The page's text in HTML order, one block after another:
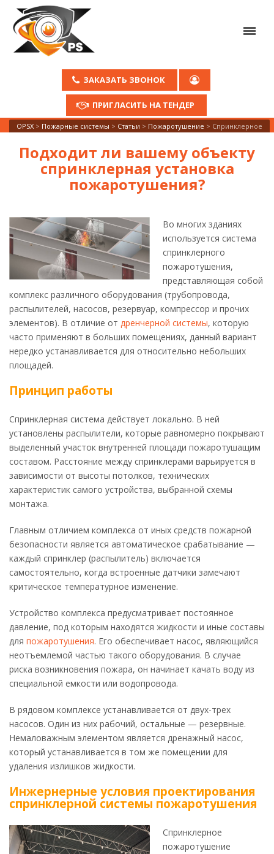
ЗАКАЗАТЬ ЗВОНОК
ПРИГЛАСИТЬ НА ТЕНДЕР
OPSX > Пожарные системы > Статьи > Пожаротушение > Спринклерное
Подходит ли вашему объекту
спринклерная установка
пожаротушения?
Во многих зданиях
используется система
спринклерного
пожаротушения,
представляющая собой
комплекс различного оборудования (трубопровода,
распылителей, насосов, резервуар, компрессор и прочих
элементов). В отличие от дренчерной системы, которую
часто применяют в больших помещениях, данный вариант
нередко устанавливается для относительно небольших
площадей.
Принцип работы
Спринклерная система действует локально. В ней
установлены распылители, которые равномерно покрывают
выделенный участок внутренней площади пожаротушащим
составом. Расстояние между спринклерами варьируется в
зависимости от высоты потолков, технических
характеристик самого устройства, выбранной схемы
монтажа.
Главным отличием комплекса от иных средств пожарной
безопасности является автоматическое срабатывание —
каждый спринклер (распылитель) включается
самостоятельно, когда встроенные датчики замечают
критическое температурное изменение.
Устройство комплекса предусматривает постоянное
давление, под которым находятся жидкости и иные составы
для пожаротушения. Его обеспечивает насос, являющийся
неотъемлемой частью такого оборудования. В случае
риска возникновения пожара, он начинает качать воду из
специальной емкости или водопровода.
В рядовом комплексе устанавливается от двух-трех
насосов. Один из них рабочий, остальные — резервные.
Немаловажным элементом является дренажный насос,
который устанавливается в том же помещении для
удаления излишков жидкости.
Инжернерные условия проектирования
спринклерной системы пожаротушения
Спринклерное
пожаротушение